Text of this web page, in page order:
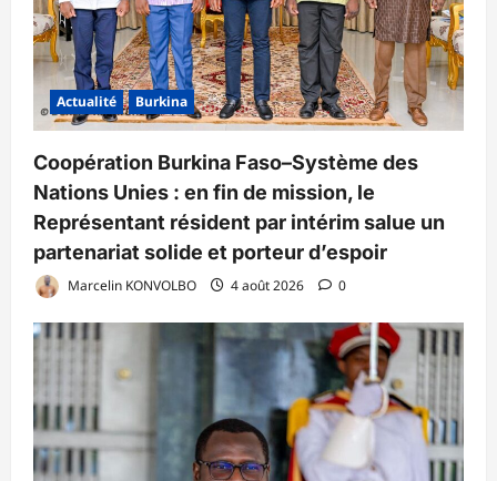
Actualité Burkina
Coopération Burkina Faso–Système des
Nations Unies : en fin de mission, le
Représentant résident par intérim salue un
partenariat solide et porteur d’espoir
Marcelin KONVOLBO 4 août 2026 0